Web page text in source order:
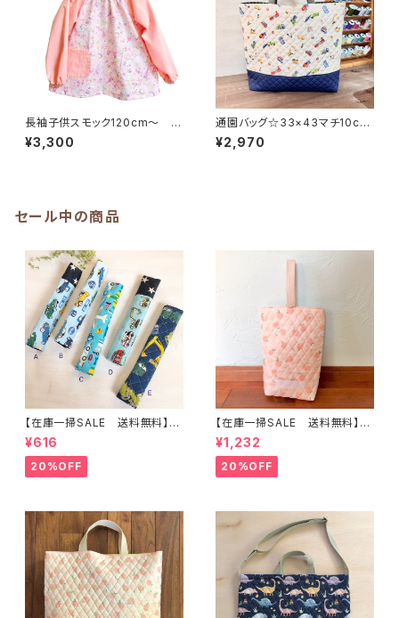
長袖子供スモック120cm〜 ピ
ンク【ユニコーン柄】★LL.1 ゆめ
かわ 女の子 星 ペガサス
¥3,300
通園バッグ☆33×43マチ10cm
シンプル【はたらく車】★MB. 19
男の子 くるま クルマ｜通園
¥2,970
セール中の商品
【在庫一掃SALE 送料無料】も
こもこ水筒肩ひもカバー【はたら
く】 ★KS.10111314151617181
9 車 男の子 飛行機 くる
ま ｜通園通学用のかわいい巾
¥616
20%OFF
【在庫一掃SALE 送料無料】再
販/上靴入れ☆27×22マチ6cm
☆【ピーチ柄】 ★US.49 上履き
袋 上靴袋 桃 キルティング 裏
地付き ｜通園通学用のかわい
¥1,232
20%OFF